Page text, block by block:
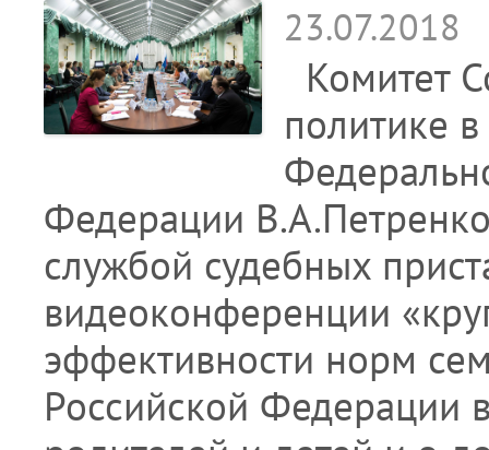
23.07.2018
Комитет
политике
Федерации
службой судебных
видеоконференции
эффективности норм
Российской Федерации